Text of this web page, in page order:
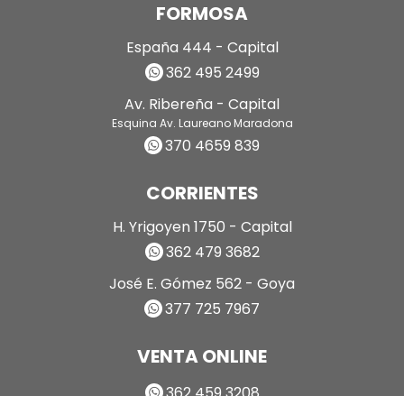
FORMOSA
España 444 - Capital
362 495 2499
Av. Ribereña - Capital
Esquina Av. Laureano Maradona
370 4659 839
CORRIENTES
H. Yrigoyen 1750 - Capital
362 479 3682
José E. Gómez 562 - Goya
377 725 7967
VENTA ONLINE